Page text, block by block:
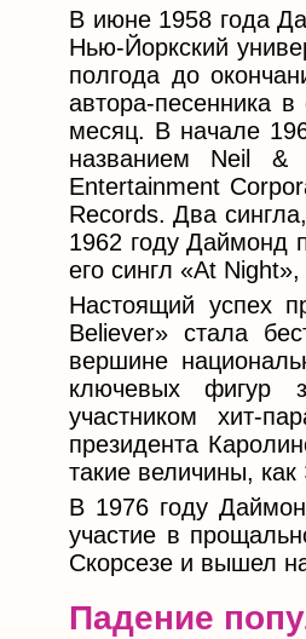
В июне 1958 года
Нью-Йоркский
полгода до
автора-песенника
месяц. В начале
названием Neil &
Entertainment
Records. Два
1962 году Даймонд
его сингл «At
Настоящий успех
Believer» стала
вершине
ключевых фигур
участником хит-
президента
такие величины,
В 1976 году
участие в
Скорсезе и вышел
Падение